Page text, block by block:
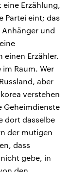
Erzählung,
Partei eint; das
und
einen Erzähler.
Raum. Wer
aber
verstehen
Geheimdienste
dort dasselbe
der mutigen
dass
gebe, in